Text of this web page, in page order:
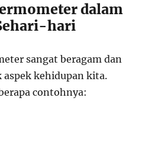
dalam
hari
sangat beragam dan
aspek kehidupan kita.
contohnya: